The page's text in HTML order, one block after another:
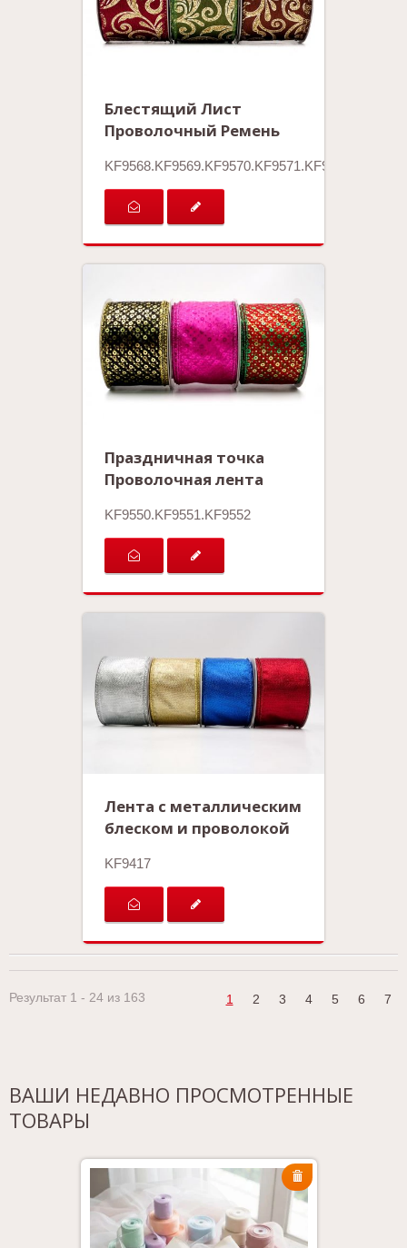
Блестящий Лист
Проволочный Ремень
KF9568.KF9569.KF9570.KF9571.KF9572.KF9573
Праздничная точка
Проволочная лента
KF9550.KF9551.KF9552
Лента с металлическим
блеском и проволокой
KF9417
Результат 1 - 24 из 163 1 2 3 4 5 6 7
ВАШИ НЕДАВНО ПРОСМОТРЕННЫЕ
ТОВАРЫ